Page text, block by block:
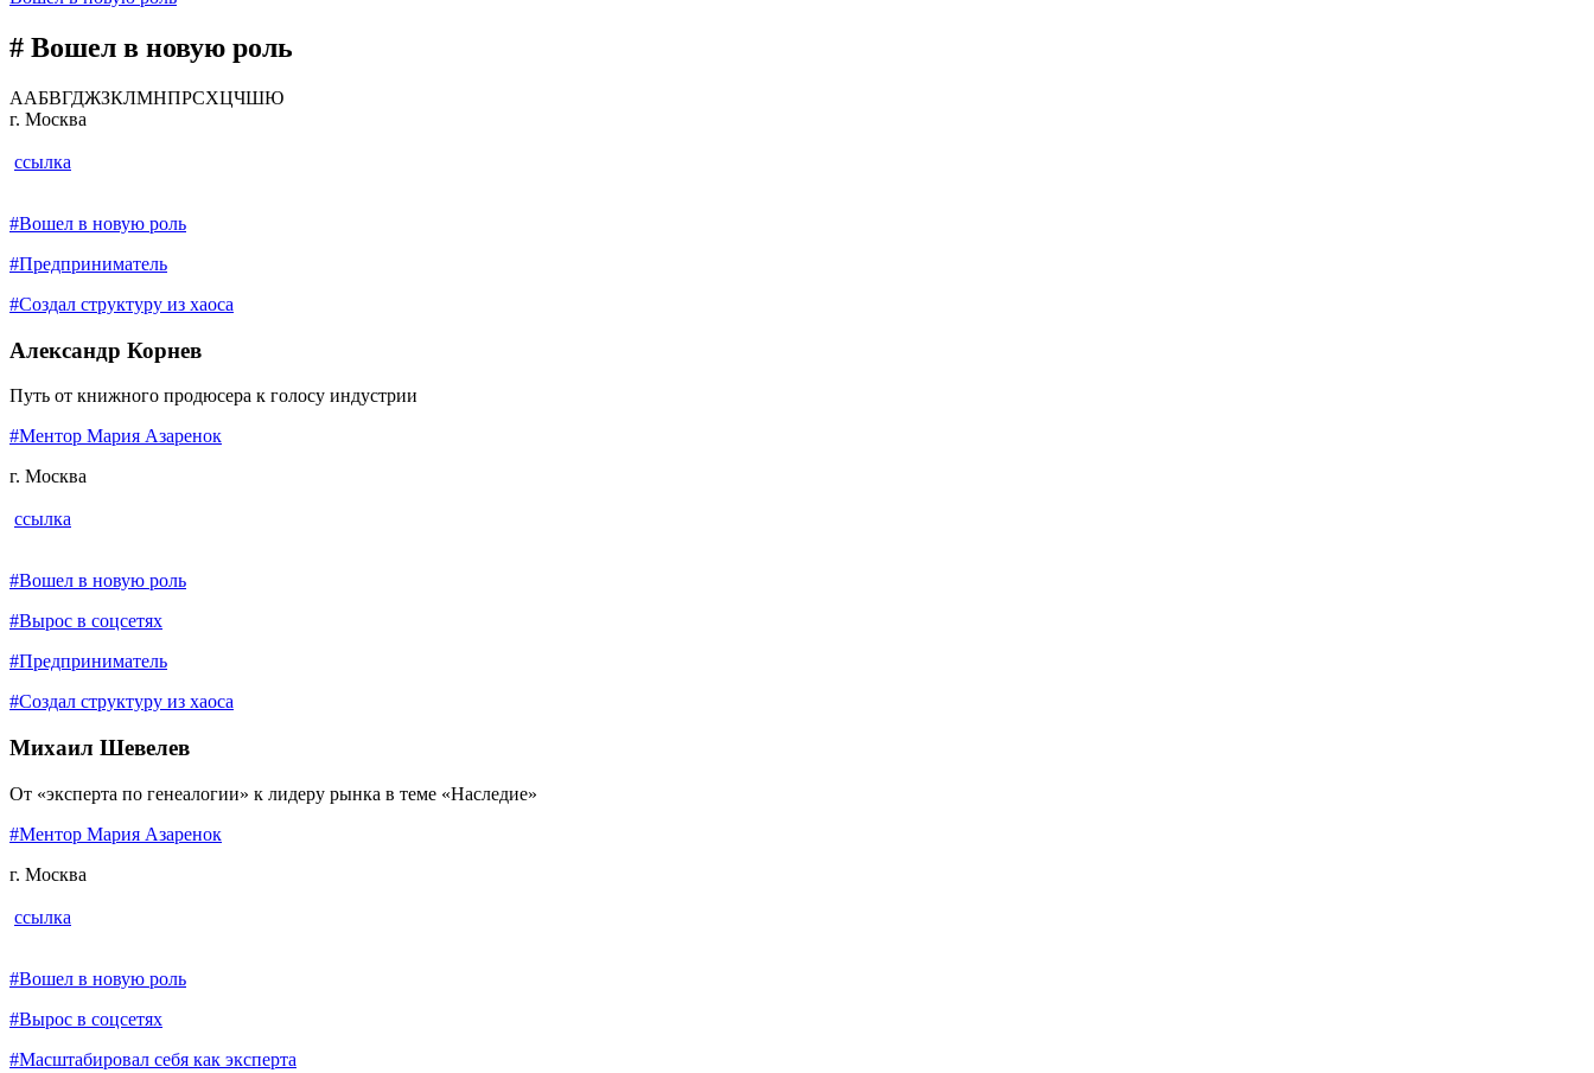
# Вошел в новую роль
AАБВГДЖЗКЛМНПРСХЦЧШЮ
г. Москва
ссылка
#Вошел в новую роль
#Предприниматель
#Создал структуру из хаоса
Александр Корнев
Путь от книжного продюсера к голосу индустрии
#Ментор Мария Азаренок
г. Москва
ссылка
#Вошел в новую роль
#Вырос в соцсетях
#Предприниматель
#Создал структуру из хаоса
Михаил Шевелев
От «эксперта по генеалогии» к лидеру рынка в теме «Наследие»
#Ментор Мария Азаренок
г. Москва
ссылка
#Вошел в новую роль
#Вырос в соцсетях
#Масштабировал себя как эксперта